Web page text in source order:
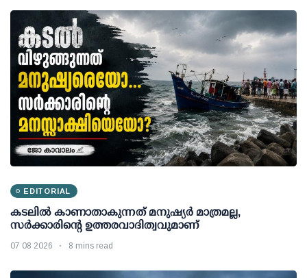
EDITORIAL
കടലിൽ കാണാതാകുന്നത് മനുഷ്യർ മാത്രമല്ല,
സർക്കാരിന്റെ ഉത്തരവാദിത്വവുമാണ്
07 08 2026 8 mins read